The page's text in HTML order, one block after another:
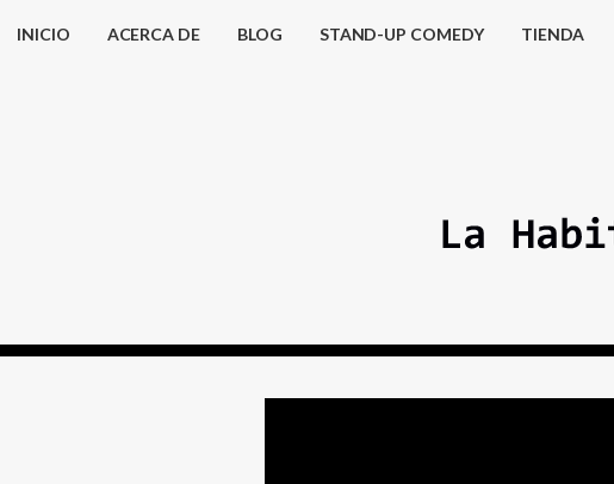
INICIO ACERCA DE BLOG STAND-UP COMEDY TIENDA